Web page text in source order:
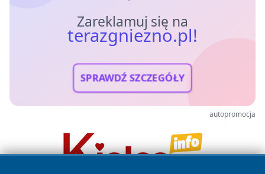
Zareklamuj się na
terazgniezno.pl!
SPRAWDŹ SZCZEGÓŁY
autopromocja